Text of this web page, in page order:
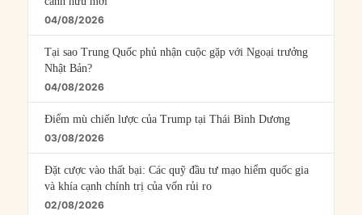
04/08/2026
Tại sao Trung Quốc phủ nhận cuộc gặp với Ngoại trưởng
Nhật Bản?
04/08/2026
Điểm mù chiến lược của Trump tại Thái Bình Dương
03/08/2026
Đặt cược vào thất bại: Các quỹ đầu tư mạo hiểm quốc gia
và khía cạnh chính trị của vốn rủi ro
02/08/2026